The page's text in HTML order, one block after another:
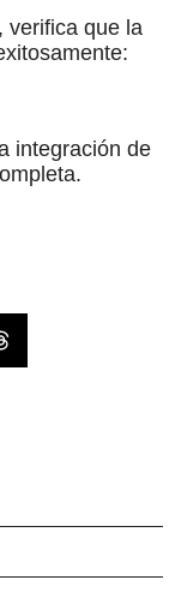
verifica que la
integración de